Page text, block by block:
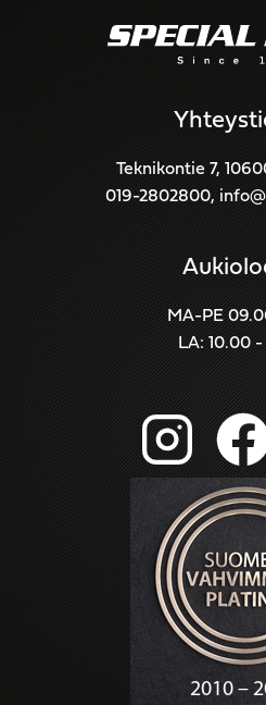
Teknikontie 7,
019-2802800,
MA-PE
LA: 10.00 -